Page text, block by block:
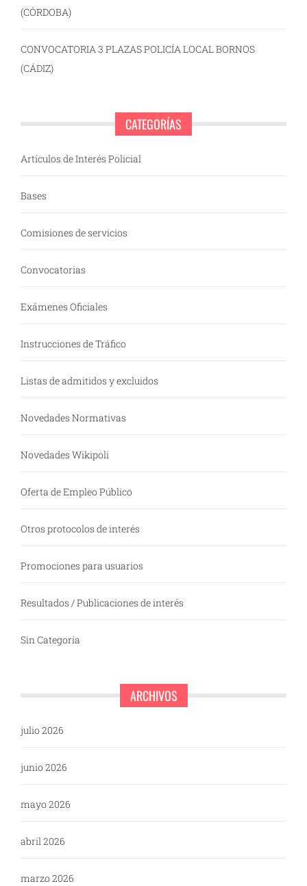
(CÓRDOBA)
CONVOCATORIA 3 PLAZAS POLICÍA LOCAL BORNOS
(CÁDIZ)
CATEGORÍAS
Artículos de Interés Policial
Bases
Comisiones de servicios
Convocatorias
Exámenes Oficiales
Instrucciones de Tráfico
Listas de admitidos y excluidos
Novedades Normativas
Novedades Wikipoli
Oferta de Empleo Público
Otros protocolos de interés
Promociones para usuarios
Resultados / Publicaciones de interés
Sin Categoría
ARCHIVOS
julio 2026
junio 2026
mayo 2026
abril 2026
marzo 2026